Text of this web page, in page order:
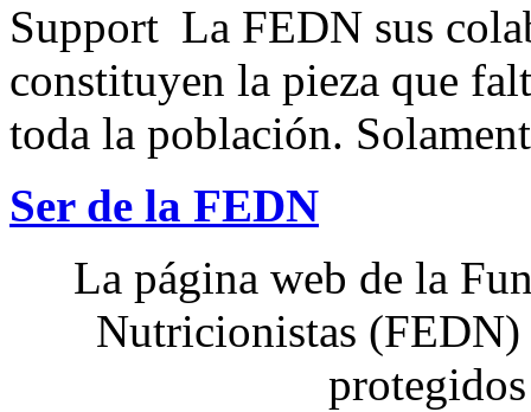
La FEDN sus
constituyen la pieza que
toda la población.
Ser de la FEDN
La página web de la
Nutricionistas (FEDN)